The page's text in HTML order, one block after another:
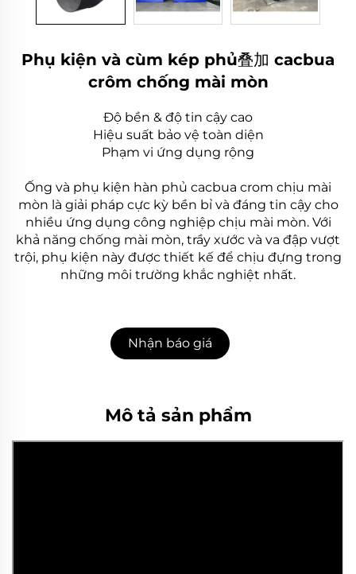
Phụ kiện và cùm kép phủ叠加 cacbua
crôm chống mài mòn
Độ bền & độ tin cậy cao
Hiệu suất bảo vệ toàn diện
Phạm vi ứng dụng rộng
Ống và phụ kiện hàn phủ cacbua crom chịu mài
mòn là giải pháp cực kỳ bền bỉ và đáng tin cậy cho
nhiều ứng dụng công nghiệp chịu mài mòn. Với
khả năng chống mài mòn, trầy xước và va đập vượt
trội, phụ kiện này được thiết kế để chịu đựng trong
những môi trường khắc nghiệt nhất.
Nhận báo giá
Mô tả sản phẩm